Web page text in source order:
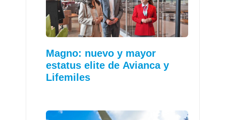
Magno: nuevo y mayor
estatus elite de Avianca y
Lifemiles